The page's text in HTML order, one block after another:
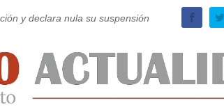
y declara nula su suspensión